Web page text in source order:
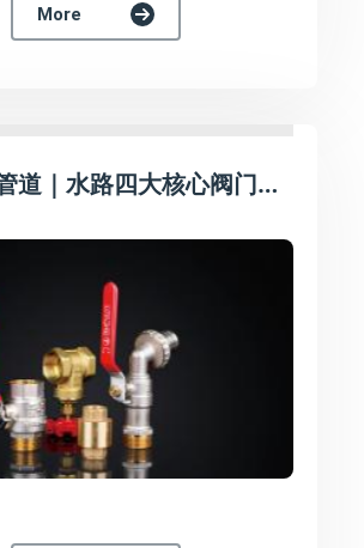
More
浙江亿帆管道｜水路四大核心阀门配齐！亿帆黄铜阀体，密封耐用长效防渗漏